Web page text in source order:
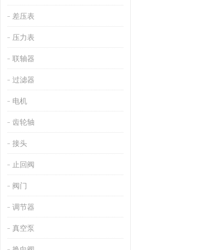
差压表
压力表
联轴器
过滤器
电机
齿轮轴
接头
止回阀
阀门
调节器
真空泵